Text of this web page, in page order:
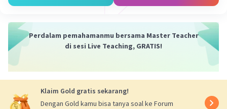
Perdalam pemahamanmu bersama Master Teacher
di sesi Live Teaching, GRATIS!
Klaim Gold gratis sekarang!
Dengan Gold kamu bisa tanya soal ke Forum